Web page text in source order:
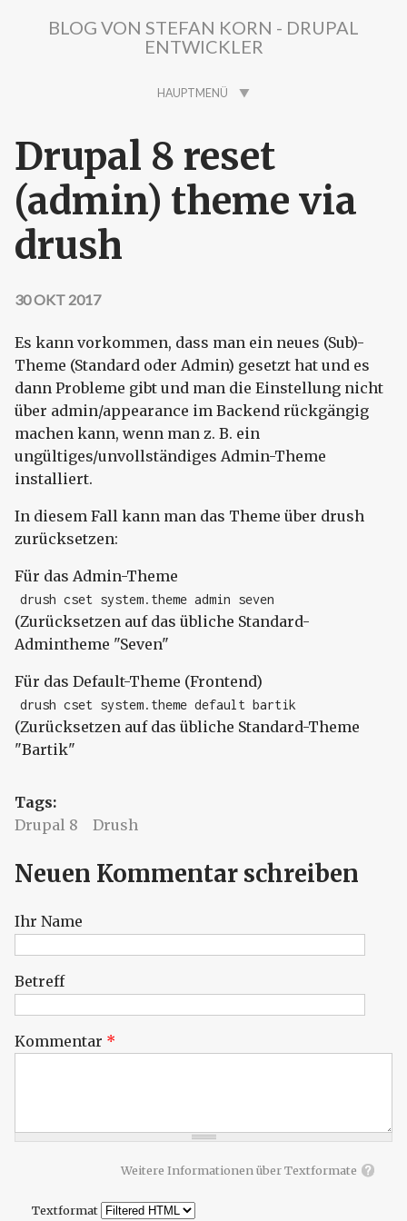
BLOG VON STEFAN KORN - DRUPAL
ENTWICKLER
HAUPTMENÜ
Drupal 8 reset
(admin) theme via
drush
30 OKT 2017
Es kann vorkommen, dass man ein neues (Sub)-
Theme (Standard oder Admin) gesetzt hat und es
dann Probleme gibt und man die Einstellung nicht
über admin/appearance im Backend rückgängig
machen kann, wenn man z. B. ein
ungültiges/unvollständiges Admin-Theme
installiert.
In diesem Fall kann man das Theme über drush
zurücksetzen:
Für das Admin-Theme
drush cset system.theme admin seven
(Zurücksetzen auf das übliche Standard-
Admintheme "Seven"
Für das Default-Theme (Frontend)
drush cset system.theme default bartik
(Zurücksetzen auf das übliche Standard-Theme
"Bartik"
Tags:
Drupal 8
Drush
Neuen Kommentar schreiben
Ihr Name
Betreff
Kommentar *
Weitere Informationen über Textformate
Textformat